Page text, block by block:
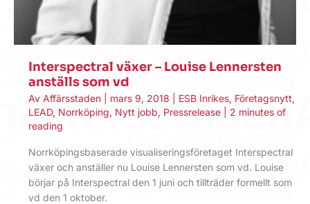
Interspectral växer – Louise Lennersten
anställs som vd
Av Affärsstaden mars 9, 2018 ESB Inrikes, Företagsnytt,
LEAD, Norrköping, Nytt jobb, Pressrelease
2 minutes of
reading
Norrköpingsbaserade visualiseringsföretaget Interspectral
växer och anställer nu Louise Lennersten som vd. Louise
börjar på Interspectral den 1 juni och tillträder formellt som
vd den 1 oktober.